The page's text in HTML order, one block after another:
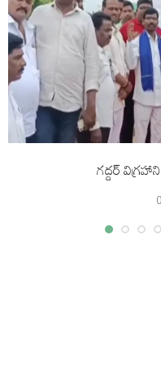
గద్దర్